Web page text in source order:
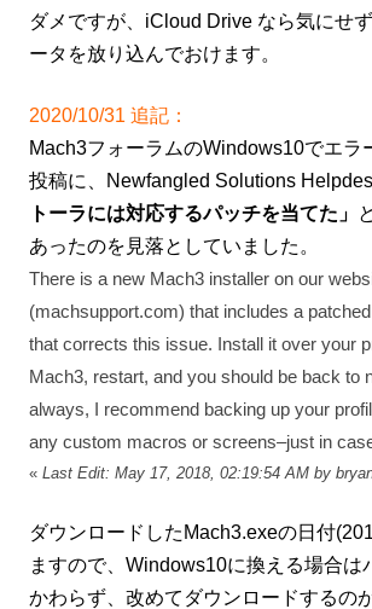
ダメですが、iCloud Drive なら気にせ
ータを放り込んでおけます。
2020/10/31 追記：
Mach3フォーラムのWindows10でエラ
投稿に、Newfangled Solutions
トーラには対応するパッチを当てた」
あったのを見落としていました。
There is a new Mach3 installer on our
(machsupport.com) that includes a
that corrects this issue. Install it over your
Mach3, restart, and you should be back to
always, I recommend backing up your
any custom macros or screens–just in
« Last Edit: May 17, 2018, 02:19:54 AM by
ダウンロードしたMach3.exeの日付
ますので、Windows10に換える場合は
かわらず、改めてダウンロードするの